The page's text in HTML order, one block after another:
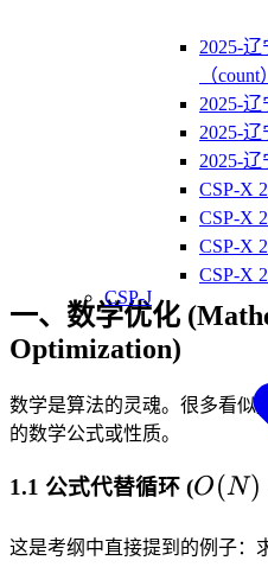
2025-
（count）
2025-
2025-
2025-
CSP-X
CSP-X
CSP-X
CSP-X
CSP-J
一、数学优化
Optimization)
数学是算法的灵魂。很多看似
的数学公式或性质。
1.1 公式代替循环 (O(N)
O(1)
O(N)
这是考纲中直接提到的例子：